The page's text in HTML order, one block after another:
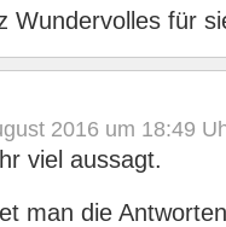
Wundervolles für
2016 um 18:49
viel aussagt.
man die